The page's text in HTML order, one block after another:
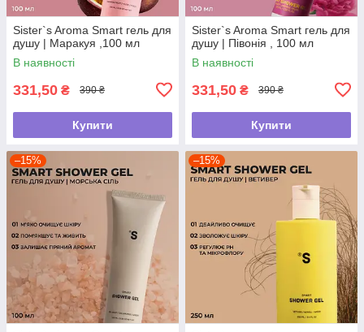
Sister`s Aroma Smart гель для
душу | Маракуя ,100 мл
В наявності
331,50 ₴ 390 ₴
Купити
Sister`s Aroma Smart гель для
душу | Півонія , 100 мл
В наявності
331,50 ₴ 390 ₴
Купити
–15% –15%